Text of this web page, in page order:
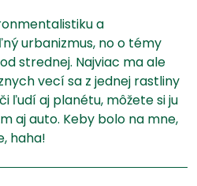
a
urbanizmus, no o témy
strednej. Najviac ma ale
vecí sa z jednej rastliny
ľudí aj planétu, môžete si ju
aj auto. Keby bolo na mne,
haha!